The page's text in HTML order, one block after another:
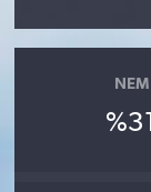
NEM
%31